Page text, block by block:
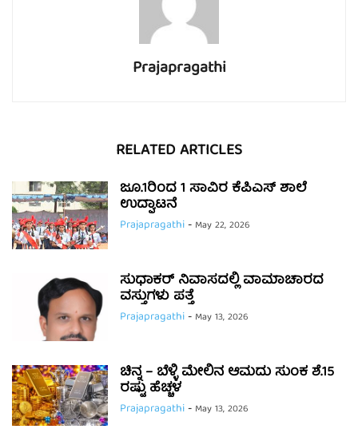
Prajapragathi
RELATED ARTICLES
ಜೂ.1ರಿಂದ 1 ಸಾವಿರ ಕೆಪಿಎಸ್ ಶಾಲೆ
ಉದ್ಘಾಟನೆ
Prajapragathi- May 22, 2026
ಸುಧಾಕರ್ ನಿವಾಸದಲ್ಲಿ ವಾಮಾಚಾರದ
ವಸ್ತುಗಳು ಪತ್ತೆ
Prajapragathi- May 13, 2026
ಚಿನ್ನ – ಬೆಳ್ಳಿ ಮೇಲಿನ ಆಮದು ಸುಂಕ ಶೆ.15
ರಷ್ಟು ಹೆಚ್ಚಳ
Prajapragathi- May 13, 2026